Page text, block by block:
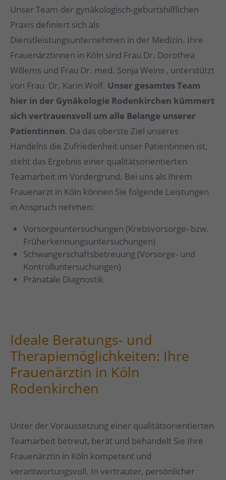
Unser Team der gynäkologisch-geburtshilflichen
Praxis definiert sich als
Dienstleistungsunternehmen in der Medizin. Ihre
Frauenärztinnen in Köln sind Frau Dr. Dorothea
Willems und Frau Dr. med. Sonja Weins , unterstützt
von Frau Dr. Karin Wolf. Unser gesamtes Team
hier in der Gynäkologie Rodenkirchen kümmert
sich vertrauensvoll um alle Belange unserer
Patientinnen. Da das oberste Ziel unseres
Handelns die Zufriedenheit unser Patientinnen ist,
steht das Ergebnis einer qualitätsorientierten
Teamarbeit im Vordergrund. Bei uns als Ihrem
Frauenarzt in Köln können Sie folgende Leistungen
in Anspruch nehmen:
Vorsorgeuntersuchungen (Krebsvorsorge- bzw.
Früherkennungsuntersuchungen)
Schwangerschaftsbetreuung (Vorsorge- und
Kontrolluntersuchungen)
Pränatale Diagnostik
Ideale Beratungs- und
Therapiemöglichkeiten: Ihre
Frauenärztin in Köln
Rodenkirchen
Unter der Voraussetzung einer qualitätsorientierten
Teamarbeit betreut, berät und behandelt Sie Ihre
Frauenärztin in Köln kompetent und
verantwortungsvoll. In vertrauter, persönlicher